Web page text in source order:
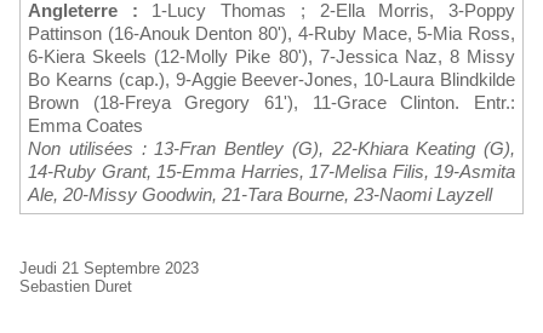
Angleterre : 1-Lucy Thomas ; 2-Ella Morris, 3-Poppy
Pattinson (16-Anouk Denton 80'), 4-Ruby Mace, 5-Mia Ross,
6-Kiera Skeels (12-Molly Pike 80'), 7-Jessica Naz, 8 Missy
Bo Kearns (cap.), 9-Aggie Beever-Jones, 10-Laura Blindkilde
Brown (18-Freya Gregory 61'), 11-Grace Clinton. Entr.:
Emma Coates
Non utilisées : 13-Fran Bentley (G), 22-Khiara Keating (G),
14-Ruby Grant, 15-Emma Harries, 17-Melisa Filis, 19-Asmita
Ale, 20-Missy Goodwin, 21-Tara Bourne, 23-Naomi Layzell
Jeudi 21 Septembre 2023
Sebastien Duret